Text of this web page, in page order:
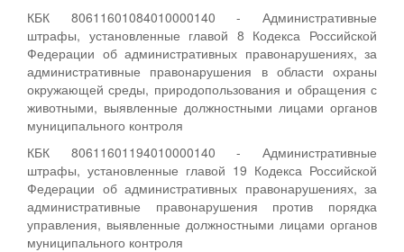
КБК 80611601084010000140 - Административные
штрафы, установленные главой 8 Кодекса Российской
Федерации об административных правонарушениях, за
административные правонарушения в области охраны
окружающей среды, природопользования и обращения с
животными, выявленные должностными лицами органов
муниципального контроля
КБК 80611601194010000140 - Административные
штрафы, установленные главой 19 Кодекса Российской
Федерации об административных правонарушениях, за
административные правонарушения против порядка
управления, выявленные должностными лицами органов
муниципального контроля